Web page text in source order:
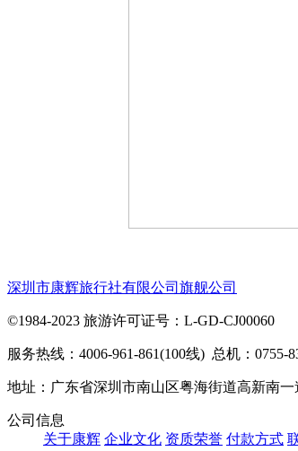
深圳市康辉旅行社有限公司旗舰公司
©1984-2023 旅游许可证号：L-GD-CJ00060
服务热线：4006-961-861(100线) 总机：0755-
地址：广东省深圳市南山区粤海街道高新南
公司信息
关于康辉 企业文化 资质荣誉 付款方式